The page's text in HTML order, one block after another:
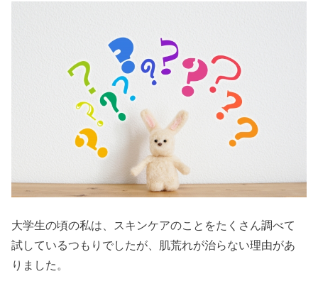
大学生の頃の私は、スキンケアのことをたくさん調べて
試しているつもりでしたが、肌荒れが治らない理由があ
りました。